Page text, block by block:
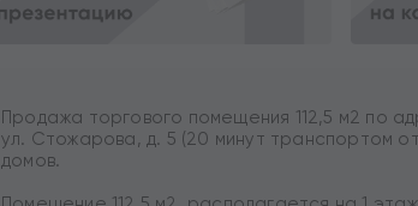
Продажа торгового помещения 112,5 м2 по
ул. Стожарова, д. 5 (20 минут транспортом
домов.